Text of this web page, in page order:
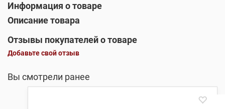
Информация о товаре
Описание товара
Отзывы покупателей о товаре
Добавьте свой отзыв
Вы смотрели ранее